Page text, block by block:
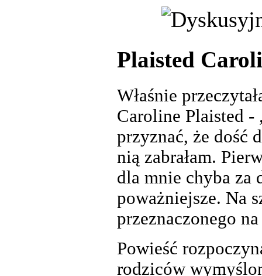
Plaisted
Właśnie
Caroline Plaisted -
przyznać, że dość
nią zabrałam.
dla mnie chyba za
poważniejsze. Na
przeznaczonego
Powieść
rodziców